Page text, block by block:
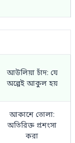
আউলিয়া চাঁদ: যে
অল্পেই আকুল হয়
আকাশে তোলা:
অতিরিক্ত প্রশংসা
করা